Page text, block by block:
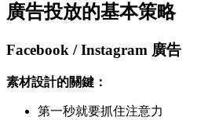
廣告投放的基本策略
Facebook / Instagram 廣告
素材設計的關鍵：
第一秒就要抓住注意力